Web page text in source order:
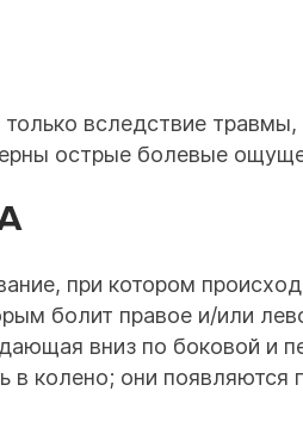
вследствие
острые болевые
при котором
болит правое и/или
вниз по боковой и
колено; они появляются